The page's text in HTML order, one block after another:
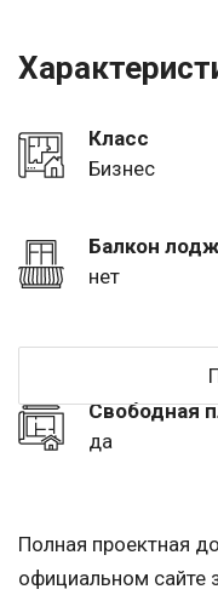
Класс
Бизнес
Балкон
нет
Свободная
да
Полная проектная
официальном сайте